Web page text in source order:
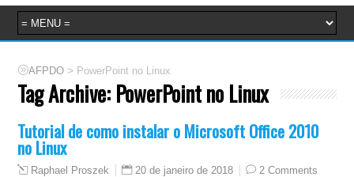
AFPDO > PowerPoint no Linux
Tag Archive: PowerPoint no Linux
Tutorial de como instalar o Microsoft Office 2010
no Linux
Raphael Proszek 20 de janeiro de 2018 2 Comments